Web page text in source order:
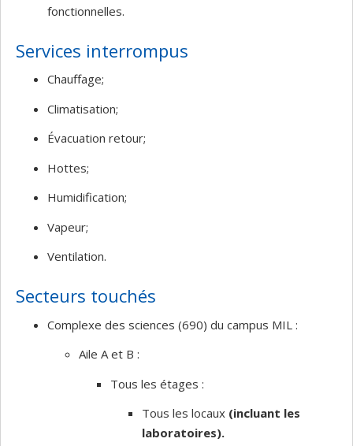
fonctionnelles.
Services interrompus
Chauffage;
Climatisation;
Évacuation retour;
Hottes;
Humidification;
Vapeur;
Ventilation.
Secteurs touchés
Complexe des sciences (690) du campus MIL :
Aile A et B :
Tous les étages :
Tous les locaux (incluant les
laboratoires).